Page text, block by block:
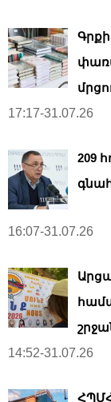
17:17-31.07.26
209
16:07-31.07.26
14:52-31.07.26